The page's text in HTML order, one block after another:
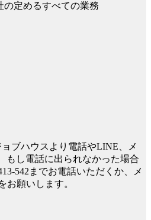
の定めるすべての業務
ョブハウスより電話やLINE、メ
もし電話に出られなかった場合
542までお電話いただくか、メ
お願いします。